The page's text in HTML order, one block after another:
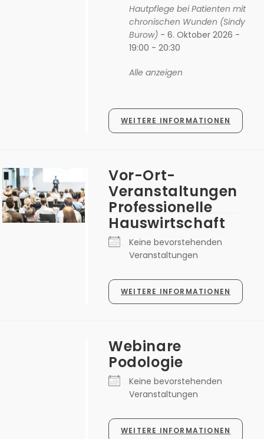
Hautpflege bei Patienten mit
chronischen Wunden (Sindy
Burow) - 6. Oktober 2026 -
19:00 - 20:30
Alle anzeigen
WEITERE INFORMATIONEN
Vor-Ort-
Veranstaltungen
Professionelle
Hauswirtschaft
Keine bevorstehenden
Veranstaltungen
WEITERE INFORMATIONEN
Webinare
Podologie
Keine bevorstehenden
Veranstaltungen
WEITERE INFORMATIONEN